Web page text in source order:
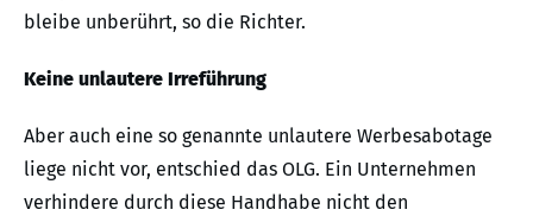
bleibe unberührt, so die Richter.
Keine unlautere Irreführung
Aber auch eine so genannte unlautere Werbesabotage
liege nicht vor, entschied das OLG. Ein Unternehmen
verhindere durch diese Handhabe nicht den